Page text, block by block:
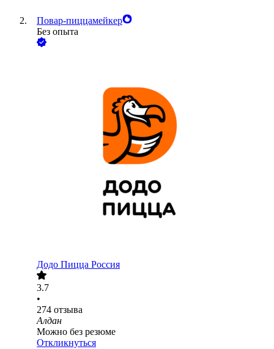
Повар-пиццамейкер
Без опыта
Додо Пицца Россия
3.7
•
274 отзыва
Алдан
Можно без резюме
Откликнуться